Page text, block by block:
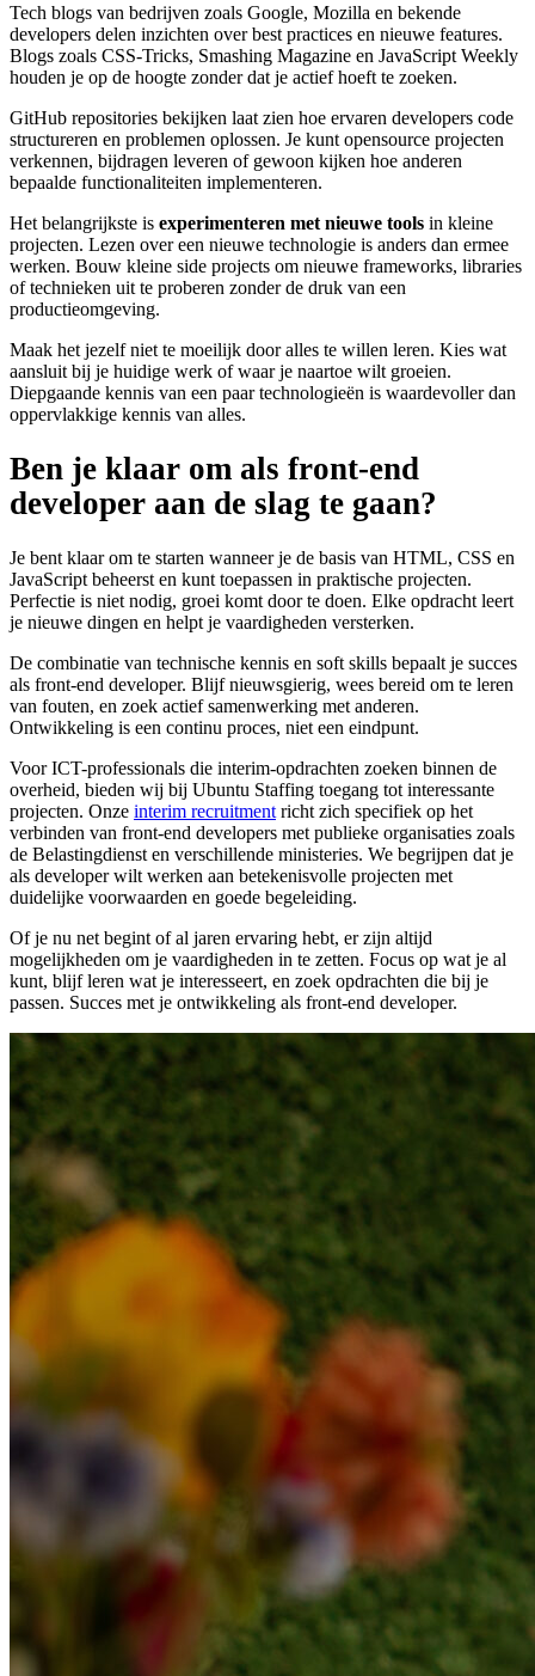
Tech blogs van bedrijven zoals Google, Mozilla en bekende
developers delen inzichten over best practices en nieuwe features.
Blogs zoals CSS-Tricks, Smashing Magazine en JavaScript Weekly
houden je op de hoogte zonder dat je actief hoeft te zoeken.
GitHub repositories bekijken laat zien hoe ervaren developers code
structureren en problemen oplossen. Je kunt opensource projecten
verkennen, bijdragen leveren of gewoon kijken hoe anderen
bepaalde functionaliteiten implementeren.
Het belangrijkste is experimenteren met nieuwe tools in kleine
projecten. Lezen over een nieuwe technologie is anders dan ermee
werken. Bouw kleine side projects om nieuwe frameworks, libraries
of technieken uit te proberen zonder de druk van een
productieomgeving.
Maak het jezelf niet te moeilijk door alles te willen leren. Kies wat
aansluit bij je huidige werk of waar je naartoe wilt groeien.
Diepgaande kennis van een paar technologieën is waardevoller dan
oppervlakkige kennis van alles.
Ben je klaar om als front-end
developer aan de slag te gaan?
Je bent klaar om te starten wanneer je de basis van HTML, CSS en
JavaScript beheerst en kunt toepassen in praktische projecten.
Perfectie is niet nodig, groei komt door te doen. Elke opdracht leert
je nieuwe dingen en helpt je vaardigheden versterken.
De combinatie van technische kennis en soft skills bepaalt je succes
als front-end developer. Blijf nieuwsgierig, wees bereid om te leren
van fouten, en zoek actief samenwerking met anderen.
Ontwikkeling is een continu proces, niet een eindpunt.
Voor ICT-professionals die interim-opdrachten zoeken binnen de
overheid, bieden wij bij Ubuntu Staffing toegang tot interessante
projecten. Onze interim recruitmentricht zich specifiek op het
verbinden van front-end developers met publieke organisaties zoals
de Belastingdienst en verschillende ministeries. We begrijpen dat je
als developer wilt werken aan betekenisvolle projecten met
duidelijke voorwaarden en goede begeleiding.
Of je nu net begint of al jaren ervaring hebt, er zijn altijd
mogelijkheden om je vaardigheden in te zetten. Focus op wat je al
kunt, blijf leren wat je interesseert, en zoek opdrachten die bij je
passen. Succes met je ontwikkeling als front-end developer.